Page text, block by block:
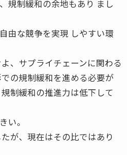
規制緩和の余地もあり まし
由な競争を実現 しやすい環
、サプライチェーンに関わる
の規制緩和を進める必要が
制緩和の推進力は低下して
い。
が、現在はその比ではあり